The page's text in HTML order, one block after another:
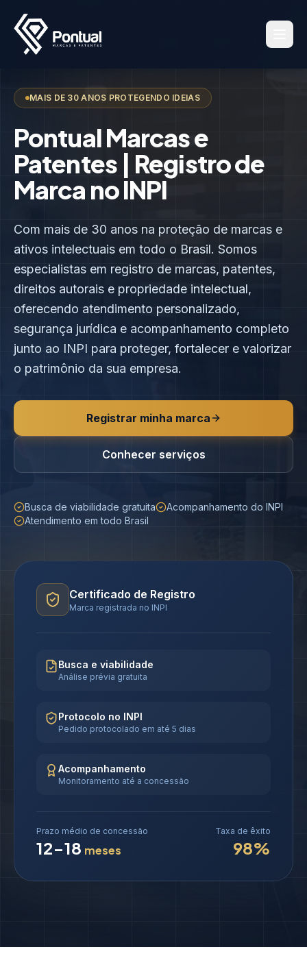
MAIS DE 30 ANOS PROTEGENDO IDEIAS
Pontual Marcas e
Patentes | Registro de
Marca no INPI
Com mais de 30 anos na proteção de marcas e
ativos intelectuais em todo o Brasil. Somos
especialistas em registro de marcas, patentes,
direitos autorais e propriedade intelectual,
oferecendo atendimento personalizado,
segurança jurídica e acompanhamento completo
junto ao INPI para proteger, fortalecer e valorizar
o patrimônio da sua empresa.
Registrar minha marca
Conhecer serviços
Busca de viabilidade gratuita
Acompanhamento do INPI
Atendimento em todo Brasil
Certificado de Registro
Marca registrada no INPI
Busca e viabilidade
Análise prévia gratuita
Protocolo no INPI
Pedido protocolado em até 5 dias
Acompanhamento
Monitoramento até a concessão
Prazo médio de concessão
12-18 meses
Taxa de êxito
98%